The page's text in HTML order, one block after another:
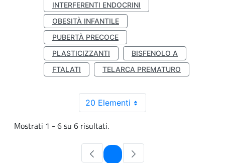
INTERFERENTI ENDOCRINI
OBESITÀ INFANTILE
PUBERTÀ PRECOCE
PLASTICIZZANTI
BISFENOLO A
FTALATI
TELARCA PREMATURO
20 Elementi
Mostrati 1 - 6 su 6 risultati.
Pagina